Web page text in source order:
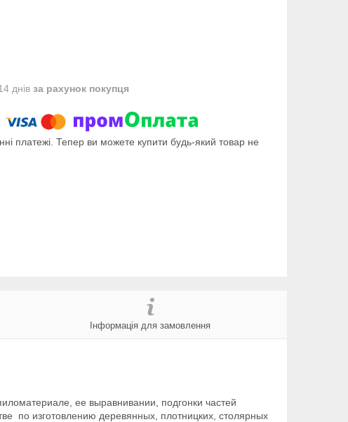
днів за рахунок покупця
платежі. Тепер ви можете купити будь-який товар не
Інформація для замовлення
ее выравнивании, подгонки частей
по изготовлению деревянных, плотницких, столярных